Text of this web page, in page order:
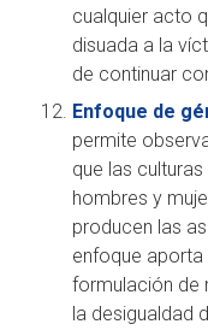
cualquier acto
disuada a la
de continuar
Enfoque de
permite
que las
hombres y
producen las
enfoque
formulación de
la desigualdad